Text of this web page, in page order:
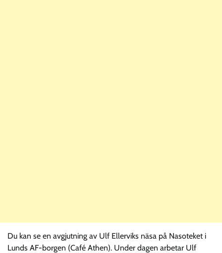
Du kan se en avgjutning av Ulf Ellerviks näsa på Nasoteket i
Lunds AF-borgen (Café Athen). Under dagen arbetar Ulf